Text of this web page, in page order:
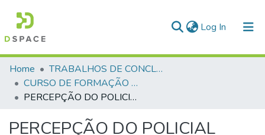
Log In (current)
Communities & Collections
All of DSpace
Home
TRABALHOS DE CONCLUSÃO DE CURSO - CFP (CURSO DE FORMAÇÃO DE PRAÇAS)
CURSO DE FORMAÇÃO DE PRAÇAS - CFP - 2023
PERCEPÇÃO DO POLICIAL MILITAR LOTADO EM GOIÂNIA QUANTO À EFETIVIDADE DO SEU TRABALHO FRENTE ÀS AUDIÊNCIAS DE CUSTÓDIA.
PERCEPÇÃO DO POLICIAL